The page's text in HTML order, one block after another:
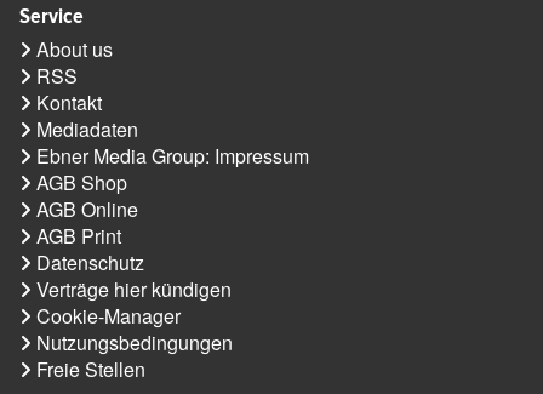
Service
About us
RSS
Kontakt
Mediadaten
Ebner Media Group: Impressum
AGB Shop
AGB Online
AGB Print
Datenschutz
Verträge hier kündigen
Cookie-Manager
Nutzungsbedingungen
Freie Stellen